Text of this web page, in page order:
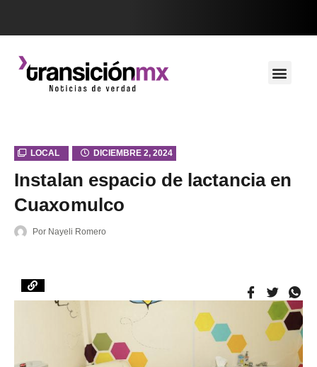
LOCAL DICIEMBRE 2, 2024
Instalan espacio de lactancia en
Cuaxomulco
Por Nayeli Romero